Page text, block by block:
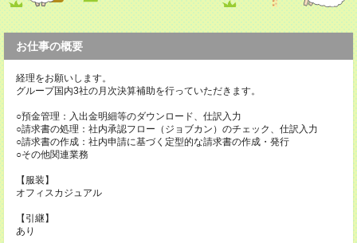
お仕事の概要
経理をお願いします。
グループ国内3社の月次決算補助を行っていただきます。
○預金管理：入出金明細等のダウンロード、仕訳入力
○請求書の処理：社内承認フロー（ジョブカン）のチェック、仕訳入力
○請求書の作成：社内申請に基づく定型的な請求書の作成・発行
○その他関連業務
【服装】
オフィスカジュアル
【引継】
あり